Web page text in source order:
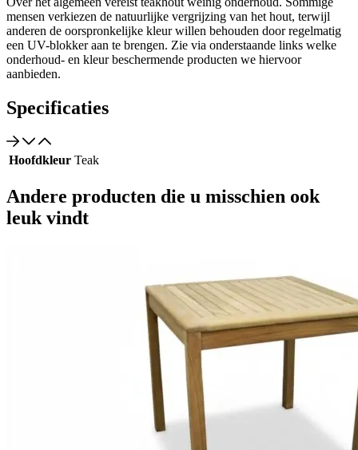
mensen verkiezen de natuurlijke vergrijzing van het hout, terwijl
anderen de oorspronkelijke kleur willen behouden door regelmatig
een UV-blokker aan te brengen. Zie via onderstaande links welke
onderhoud- en kleur beschermende producten we hiervoor
aanbieden.
Specificaties
Hoofdkleur Teak
Andere producten die u misschien ook
leuk vindt